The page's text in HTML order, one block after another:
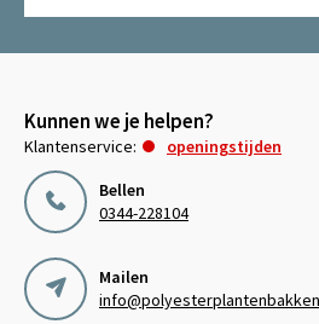
Kunnen we je helpen?
Klantenservice:
openingstijden
Bellen
0344-228104
Mailen